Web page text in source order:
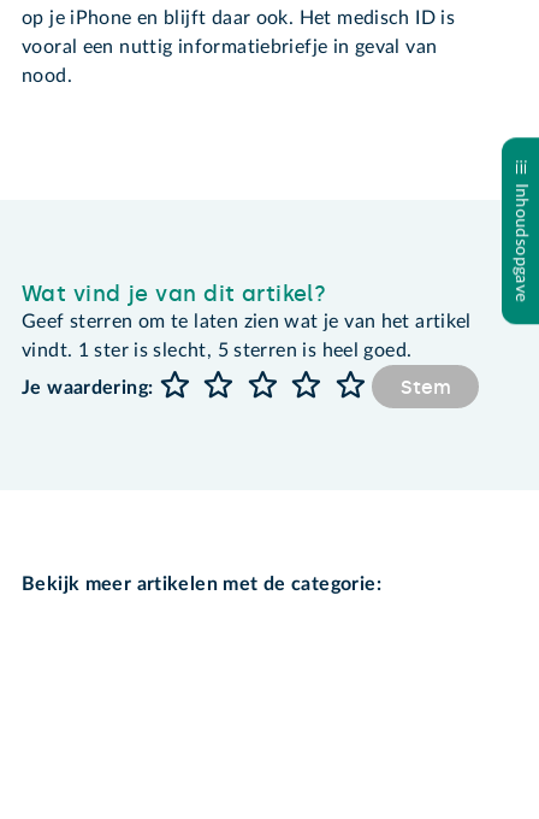
op je iPhone en blijft daar ook. Het medisch ID is
vooral een nuttig informatiebriefje in geval van
nood.
Inhoudsopgave
Wat vind je van dit artikel?
Geef sterren om te laten zien wat je van het artikel
vindt. 1 ster is slecht, 5 sterren is heel goed.
Je waardering:
Stem
Bekijk meer artikelen met de categorie: